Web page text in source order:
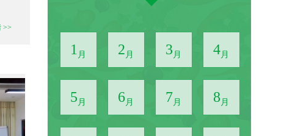
>>
1 月 2 月 3 月 4月
5 月 6月 7月 8 月